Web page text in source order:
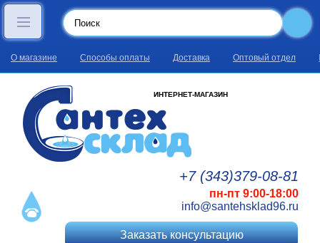
О магазине Способы оплаты Доставка Оптовый отдел
ИНТЕРНЕТ-МАГАЗИН
+7 (343)379-08-81
пн-пт 9:00-18:00
info@santehsklad96.ru
Заказать консультацию